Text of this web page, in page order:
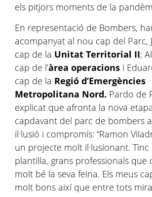
els pitjors moments de la
En representació de Bombers,
acompanyat al nou cap del Parc,
cap de la Unitat Territorial II;
cap de l’àrea operacions i
cap de la Regió d’Emergències
Metropolitana Nord. Pardo de
explicat que afronta la nova
capdavant del parc de bombers
il·lusió i compromís: “Ramon
un projecte molt il·lusionant.
plantilla, grans professionals que
molt bé la seva feina. Els meus
molt bons així que entre tots